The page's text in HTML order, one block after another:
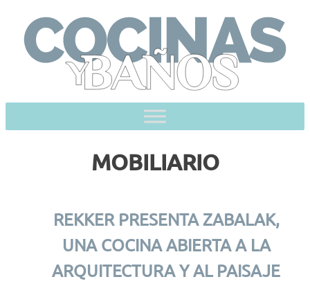
content
MOBILIARIO
REKKER PRESENTA ZABALAK,
UNA COCINA ABIERTA A LA
ARQUITECTURA Y AL PAISAJE